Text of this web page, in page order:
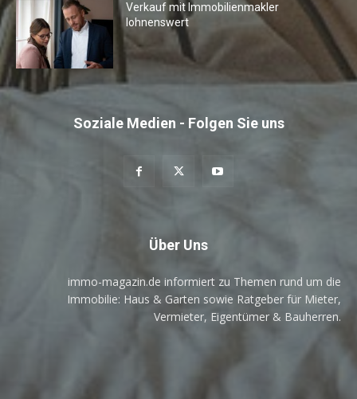
Verkauf mit Immobilienmakler
lohnenswert
Soziale Medien - Folgen Sie uns
Über Uns
immo-magazin.de informiert zu Themen rund um die
Immobilie: Haus & Garten sowie Ratgeber für Mieter,
Vermieter, Eigentümer & Bauherren.